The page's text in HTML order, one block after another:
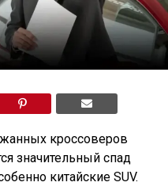
кроссоверов
значительный спад
китайские SUV.